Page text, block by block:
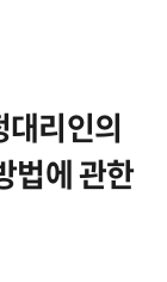
리인의
법에 관한